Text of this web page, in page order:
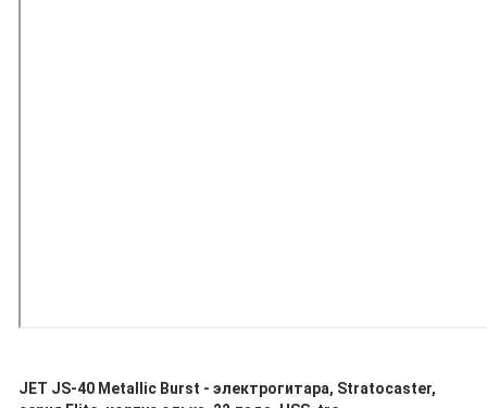
JET JS-40 Metallic Burst - электрогитара, Stratocaster,